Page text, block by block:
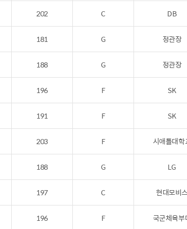
202 C DB
181 G 정관장
188 G 정관장
196 F SK
191 F SK
203 F 시애틀대학
188 G LG
197 C 현대모비스
196 F 국군체육부